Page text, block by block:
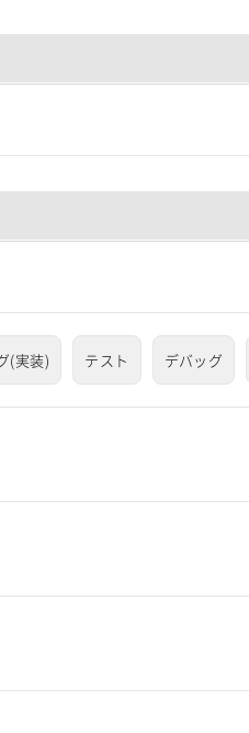
(実装) テスト デバッグ